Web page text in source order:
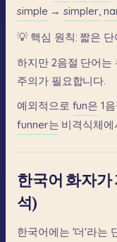
simple → simpler,
💡 핵심 원칙: 짧은 단
하지만 2음절 단어는
주의가 필요합니다.
예외적으로 fun은 1
funner는 비격식체에
한국어 화자가
석)
한국어에는 '더'라는